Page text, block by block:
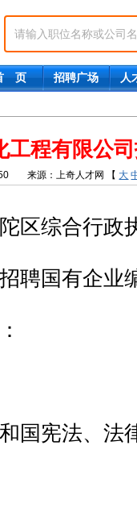
页 招聘广场 人
工程有限公
来源：上奇人才网 【 大
区综合行政
聘国有企业
国宪法、法